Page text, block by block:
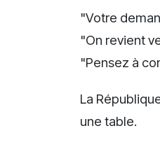
"Votre
"On revient
"Pensez à
La
une table.